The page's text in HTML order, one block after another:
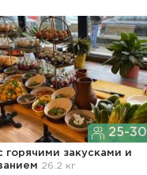
25-30
закусками и
26.2 кг